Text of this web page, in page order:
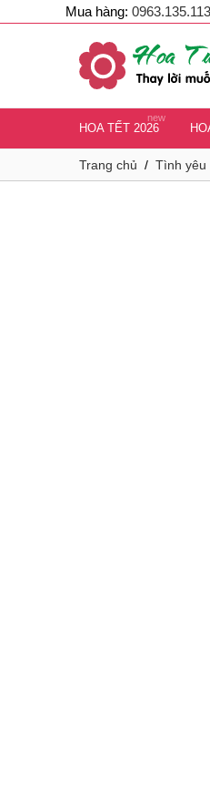
Mua hàng: 0963.135.113
new
HOA TẾT 2026
Trang chủ / Tình yêu